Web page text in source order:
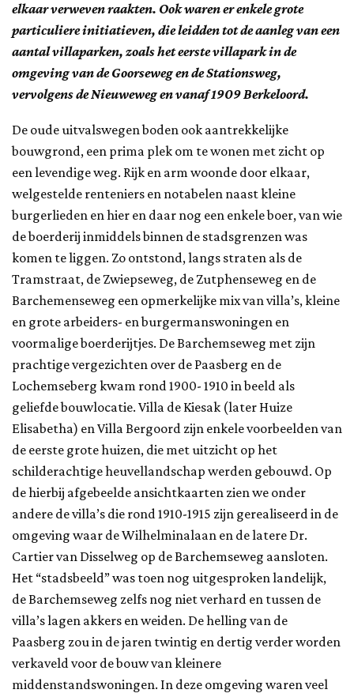
elkaar verweven raakten. Ook waren er enkele grote
particuliere initiatieven, die leidden tot de aanleg van een
aantal villaparken, zoals het eerste villapark in de
omgeving van de Goorseweg en de Stationsweg,
vervolgens de Nieuweweg en vanaf 1909 Berkeloord.
De oude uitvalswegen boden ook aantrekkelijke
bouwgrond, een prima plek om te wonen met zicht op
een levendige weg. Rijk en arm woonde door elkaar,
welgestelde renteniers en notabelen naast kleine
burgerlieden en hier en daar nog een enkele boer, van wie
de boerderij inmiddels binnen de stadsgrenzen was
komen te liggen. Zo ontstond, langs straten als de
Tramstraat, de Zwiepseweg, de Zutphenseweg en de
Barchemenseweg een opmerkelijke mix van villa’s, kleine
en grote arbeiders- en burgermanswoningen en
voormalige boerderijtjes. De Barchemseweg met zijn
prachtige vergezichten over de Paasberg en de
Lochemseberg kwam rond 1900- 1910 in beeld als
geliefde bouwlocatie. Villa de Kiesak (later Huize
Elisabetha) en Villa Bergoord zijn enkele voorbeelden van
de eerste grote huizen, die met uitzicht op het
schilderachtige heuvellandschap werden gebouwd. Op
de hierbij afgebeelde ansichtkaarten zien we onder
andere de villa’s die rond 1910-1915 zijn gerealiseerd in de
omgeving waar de Wilhelminalaan en de latere Dr.
Cartier van Disselweg op de Barchemseweg aansloten.
Het “stadsbeeld” was toen nog uitgesproken landelijk,
de Barchemseweg zelfs nog niet verhard en tussen de
villa’s lagen akkers en weiden. De helling van de
Paasberg zou in de jaren twintig en dertig verder worden
verkaveld voor de bouw van kleinere
middenstandswoningen. In deze omgeving waren veel